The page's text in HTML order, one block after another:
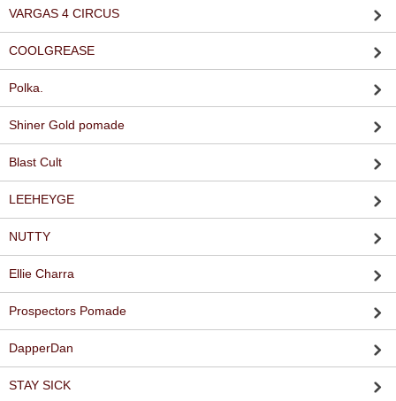
VARGAS 4 CIRCUS
COOLGREASE
Polka.
Shiner Gold pomade
Blast Cult
LEEHEYGE
NUTTY
Ellie Charra
Prospectors Pomade
DapperDan
STAY SICK